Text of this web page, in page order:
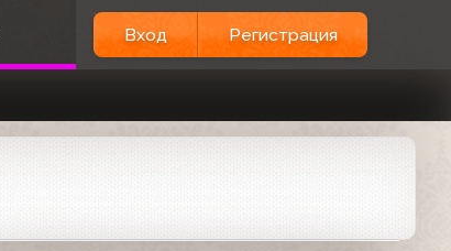
Вход Регистрация